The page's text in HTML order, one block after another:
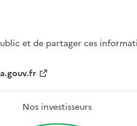
et de partager ces
Nos investisseurs